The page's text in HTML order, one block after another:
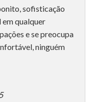
sofisticação
em qualquer
e se preocupa
ninguém